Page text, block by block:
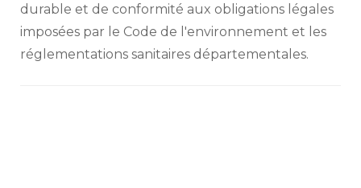
durable et de conformité aux obligations légales
imposées par le Code de l'environnement et les
réglementations sanitaires départementales.